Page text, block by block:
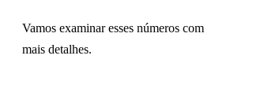
Vamos examinar esses números com
mais detalhes.